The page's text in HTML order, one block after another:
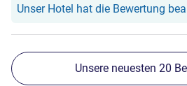
Unser Hotel hat die Bewertung
Unsere neuesten 20